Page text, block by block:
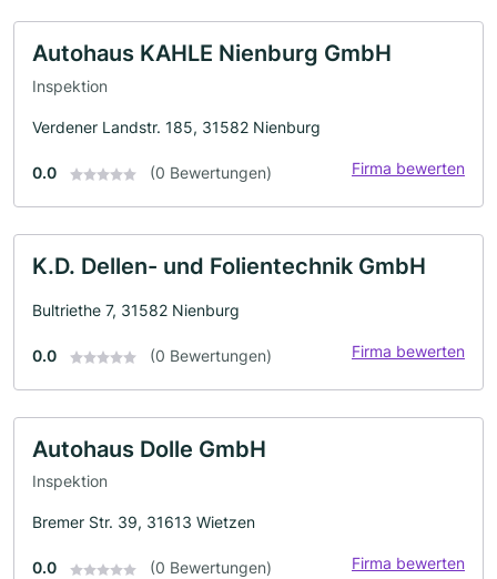
Autohaus KAHLE Nienburg GmbH
Inspektion
Verdener Landstr. 185, 31582 Nienburg
0.0 (0 Bewertungen) Firma bewerten
K.D. Dellen- und Folientechnik GmbH
Bultriethe 7, 31582 Nienburg
0.0 (0 Bewertungen) Firma bewerten
Autohaus Dolle GmbH
Inspektion
Bremer Str. 39, 31613 Wietzen
0.0 (0 Bewertungen) Firma bewerten